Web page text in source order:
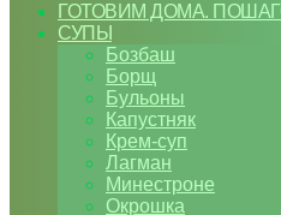
ГОТОВИМ ДОМА.
СУПЫ
Бозбаш
Борщ
Бульоны
Капустняк
Крем-суп
Лагман
Минестроне
Окрошка